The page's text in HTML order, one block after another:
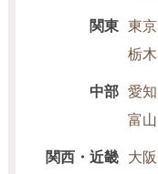
関東 東京
栃木
中部 愛知
富山
関西・近畿 大阪